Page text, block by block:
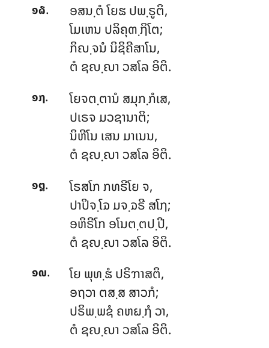
໑໖. ອສນ຺ຕໍໂຍຘ ປພ຺ຣູຕິ,
ໂມເຫນ ປລິຄຸຓ຺ຐິໂຕ;
ກິຎ຺ຈນໍ ນິຊິຄີສາໂນ,
ຕໍ ຊຎ຺ຎາ ວສໂລ ອິຕິ.
໑໗. ໂຍຈຕ຺ຕານໍ ສມຸກ຺ກໍເສ,
ປເຣຈ ມວຊານາຕິ;
ນິຫີໂນ ເສນ ມາເນນ,
ຕໍ ຊຎ຺ຎາ ວສໂລ ອິຕິ.
໑໘. ໂຣສໂກກທຣີໂຍ ຈ,
ປາປິຈ຺ໂຉ ມຈ຺ຉຣີ ສໂຐ;
ອຫິຣີໂກ ອໂນຕ຺ຕປ຺ປີ,
ຕໍ ຊຎ຺ຎາ ວສໂລ ອິຕິ.
໑໙. ໂຍ ພຸທ຺ຘໍ ປຣິຠາສຕິ,
ອຖວາ ຕສ຺ສ ສາວກໍ;
ປຣິພ຺ພຊໍ ຄຫຏ຺ຐໍ ວາ,
ຕໍ ຊຎ຺ຎາ ວສໂລ ອິຕິ.